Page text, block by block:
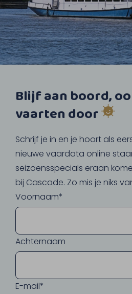
Blijf aan boord,
vaarten door
Schrijf je in en je hoort als
nieuwe vaardata online
seizoensspecials eraan
bij Cascade. Zo mis je niks
Voornaam*
Achternaam
E-mail*